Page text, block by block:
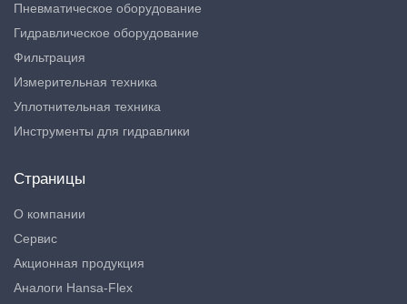
Пневматическое оборудование
Гидравлическое оборудование
Фильтрация
Измерительная техника
Уплотнительная техника
Инструменты для гидравлики
Страницы
О компании
Сервис
Акционная продукция
Аналоги Hansa-Flex